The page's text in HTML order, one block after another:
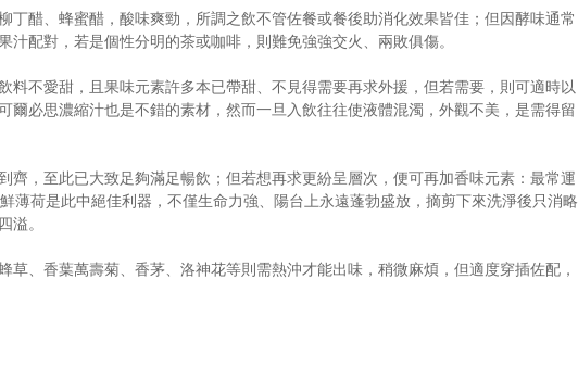
丁醋、蜂蜜醋，酸味爽勁，所調之飲不管佐餐或餐後助消化效果皆佳；但因酵味通常
汁配對，若是個性分明的茶或咖啡，則難免強強交火、兩敗俱傷。
料不愛甜，且果味元素許多本已帶甜、不見得需要再求外援，但若需要，則可適時以
爾必思濃縮汁也是不錯的素材，然而一旦入飲往往使液體混濁，外觀不美，是需得留
齊，至此已大致足夠滿足暢飲；但若想再求更紛呈層次，便可再加香味元素：最常運
荷是此中絕佳利器，不僅生命力強、陽台上永遠蓬勃盛放，摘剪下來洗淨後只消略
溢。
草、香葉萬壽菊、香茅、洛神花等則需熱沖才能出味，稍微麻煩，但適度穿插佐配，